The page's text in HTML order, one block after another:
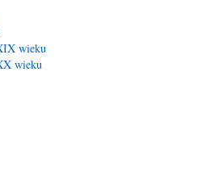
wieku
wieku